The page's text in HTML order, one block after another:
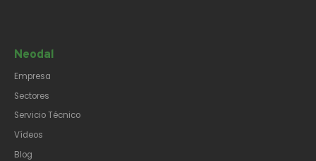
Neodal
Empresa
Sectores
Servicio Técnico
Vídeos
Blog